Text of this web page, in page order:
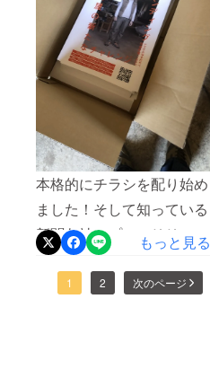
本格的にチラシを配り始め
ました！そして知っている
新聞各社にプレスリリース
も行おうと思っておりま
もっと見る
1 2 次のページ